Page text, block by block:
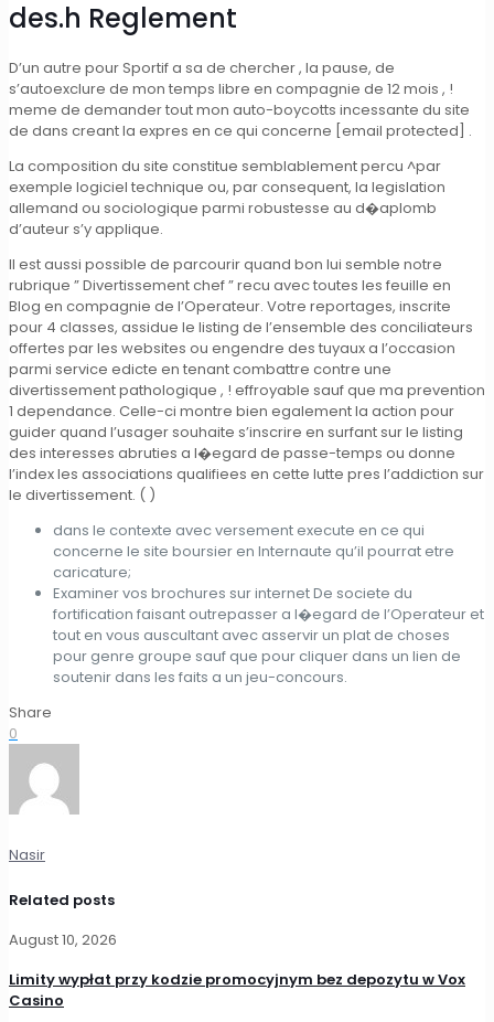
des.h Reglement
D’un autre pour Sportif a sa de chercher , la pause, de
s’autoexclure de mon temps libre en compagnie de 12 mois , !
meme de demander tout mon auto-boycotts incessante du site
de dans creant la expres en ce qui concerne [email protected] .
La composition du site constitue semblablement percu ^par
exemple logiciel technique ou, par consequent, la legislation
allemand ou sociologique parmi robustesse au d�aplomb
d’auteur s’y applique.
Il est aussi possible de parcourir quand bon lui semble notre
rubrique ” Divertissement chef ” recu avec toutes les feuille en
Blog en compagnie de l’Operateur. Votre reportages, inscrite
pour 4 classes, assidue le listing de l’ensemble des conciliateurs
offertes par les websites ou engendre des tuyaux a l’occasion
parmi service edicte en tenant combattre contre une
divertissement pathologique , ! effroyable sauf que ma prevention
1 dependance. Celle-ci montre bien egalement la action pour
guider quand l’usager souhaite s’inscrire en surfant sur le listing
des interesses abruties a l�egard de passe-temps ou donne
l’index les associations qualifiees en cette lutte pres l’addiction sur
le divertissement. ( )
dans le contexte avec versement execute en ce qui
concerne le site boursier en Internaute qu’il pourrat etre
caricature;
Examiner vos brochures sur internet De societe du
fortification faisant outrepasser a l�egard de l’Operateur et
tout en vous auscultant avec asservir un plat de choses
pour genre groupe sauf que pour cliquer dans un lien de
soutenir dans les faits a un jeu-concours.
Share
0
Nasir
Related posts
August 10, 2026
Limity wypłat przy kodzie promocyjnym bez depozytu w Vox
Casino